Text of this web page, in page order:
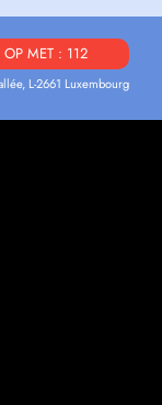
MET : 112
L-2661 Luxembourg